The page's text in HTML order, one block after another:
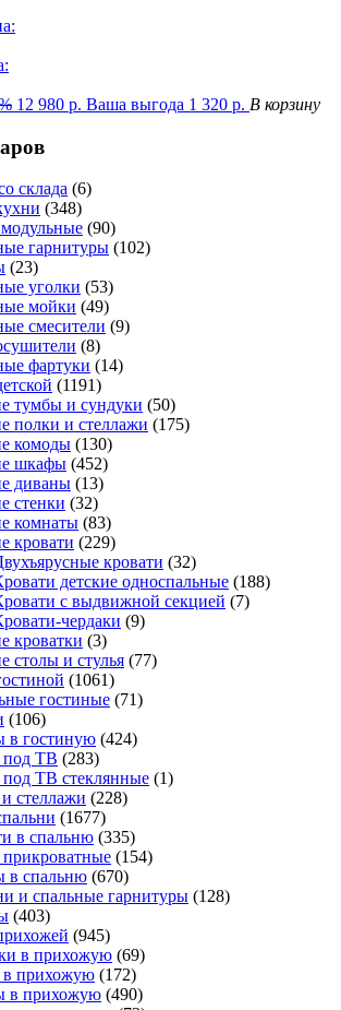
12 980 р. Ваша выгода 1 320 р. В корзину
склада (6)
(348)
(90)
гарнитуры (102)
(23)
уголки (53)
мойки (49)
смесители (9)
(8)
фартуки (14)
(1191)
тумбы и сундуки (50)
полки и стеллажи (175)
комоды (130)
шкафы (452)
диваны (13)
стенки (32)
комнаты (83)
кровати (229)
кровати (32)
детские односпальные (188)
с выдвижной секцией (7)
чердаки (9)
кроватки (3)
столы и стулья (77)
(1061)
гостиные (71)
(106)
гостиную (424)
ТВ (283)
ТВ стеклянные (1)
стеллажи (228)
(1677)
в спальню (335)
(154)
спальню (670)
и спальные гарнитуры (128)
(403)
(945)
в прихожую (69)
прихожую (172)
в прихожую (490)